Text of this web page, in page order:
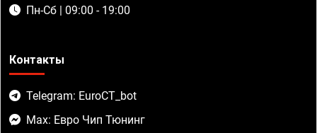
Пн-Сб | 09:00 - 19:00
Контакты
Telegram: EuroCT_bot
Max: Евро Чип Тюнинг